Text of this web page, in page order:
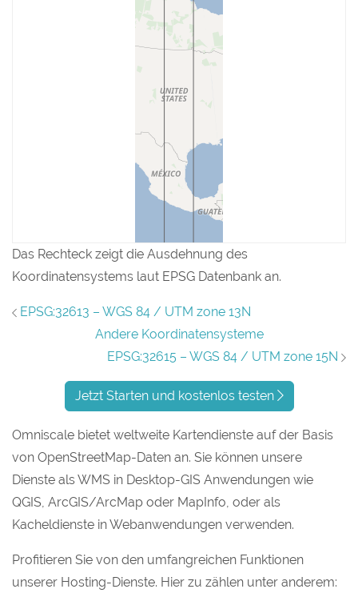
Das Rechteck zeigt die Ausdehnung des
Koordinatensystems laut EPSG Datenbank an.
EPSG:32613 – WGS 84 / UTM zone 13N
Andere Koordinatensysteme
EPSG:32615 – WGS 84 / UTM zone 15N
Jetzt Starten und kostenlos testen
Omniscale bietet weltweite Kartendienste auf der Basis
von OpenStreetMap-Daten an. Sie können unsere
Dienste als WMS in Desktop-GIS Anwendungen wie
QGIS, ArcGIS/ArcMap oder MapInfo, oder als
Kacheldienste in Webanwendungen verwenden.
Profitieren Sie von den umfangreichen Funktionen
unserer Hosting-Dienste. Hier zu zählen unter anderem: